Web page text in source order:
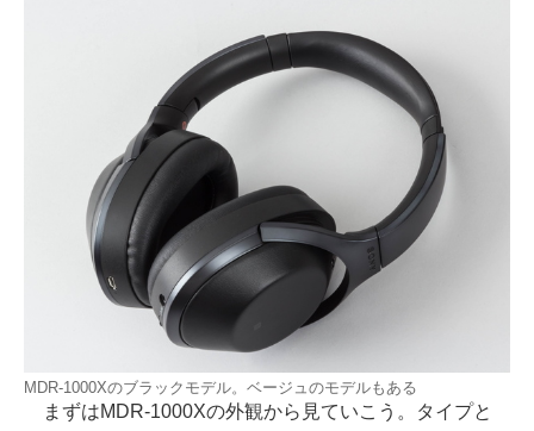
MDR-1000Xのブラックモデル。ベージュのモデルもある
まずはMDR-1000Xの外観から見ていこう。タイプと